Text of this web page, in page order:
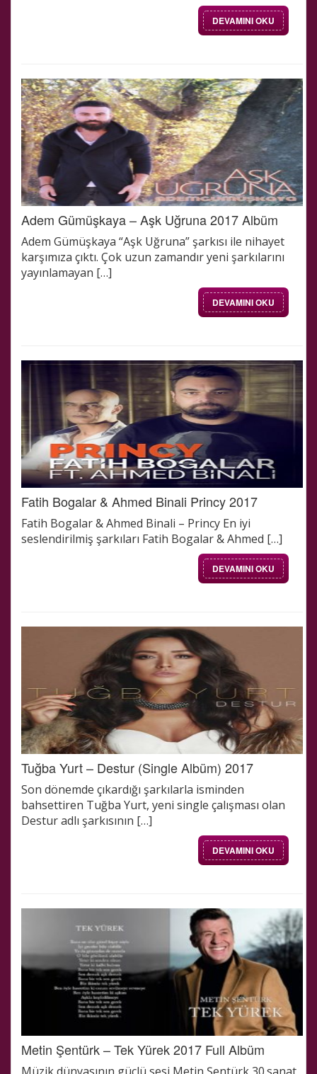
DEVAMINI OKU
Adem Gümüşkaya – Aşk Uğruna 2017 Albüm
Adem Gümüşkaya “Aşk Uğruna” şarkısı ile nihayet
karşımıza çıktı. Çok uzun zamandır yeni şarkılarını
yayınlamayan […]
DEVAMINI OKU
Fatih Bogalar & Ahmed Binali Princy 2017
Fatih Bogalar & Ahmed Binali – Princy En iyi
seslendirilmiş şarkıları Fatih Bogalar & Ahmed […]
DEVAMINI OKU
Tuğba Yurt – Destur (Single Albüm) 2017
Son dönemde çıkardığı şarkılarla isminden
bahsettiren Tuğba Yurt, yeni single çalışması olan
Destur adlı şarkısının […]
DEVAMINI OKU
Metin Şentürk – Tek Yürek 2017 Full Albüm